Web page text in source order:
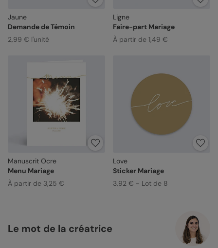
Jaune
Demande de Témoin
2,99 € l'unité
Ligne
Faire-part Mariage
À partir de 1,49 €
Manuscrit Ocre
Menu Mariage
À partir de 3,25 €
Love
Sticker Mariage
3,92 € - Lot de 8
Le mot de la créatrice